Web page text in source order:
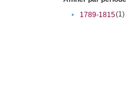
•
1789-1815(1)